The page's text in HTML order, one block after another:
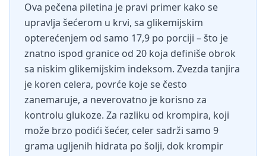
Ova pečena piletina je pravi primer kako se
upravlja šećerom u krvi, sa glikemijskim
opterećenjem od samo 17,9 po porciji – što je
znatno ispod granice od 20 koja definiše obrok
sa niskim glikemijskim indeksom. Zvezda tanjira
je koren celera, povrće koje se često
zanemaruje, a neverovatno je korisno za
kontrolu glukoze. Za razliku od krompira, koji
može brzo podići šećer, celer sadrži samo 9
grama ugljenih hidrata po šolji, dok krompir